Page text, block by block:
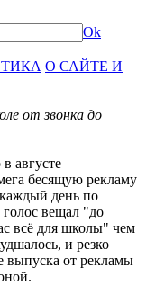
Ok
О САЙТЕ И
от звонка до
августе
бесящую рекламу
день по
голос вещал "до
всё для школы" чем
и резко
выпуска от рекламы